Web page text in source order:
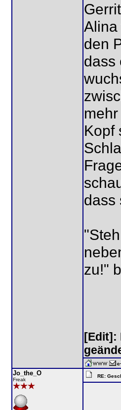
Alina
den
dass
Kopf
dass
zu!"
[Edit]:
Jo_the_O
Freak
RE: